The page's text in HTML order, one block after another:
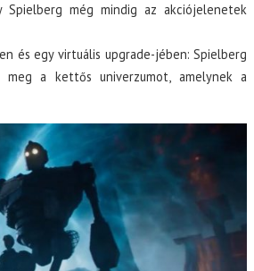
még mindig az akciójelenetek
és egy virtuális upgrade-jében: Spielberg
a kettős univerzumot, amelynek a